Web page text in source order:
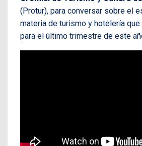
(Protur), para conversar sobre el
materia de turismo y hotelería
para el último trimestre de este